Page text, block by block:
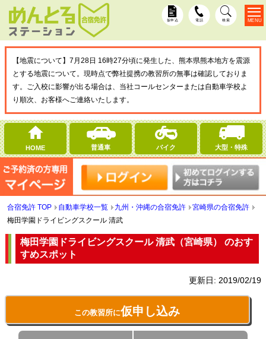
仮申込 電話 検索
【地震について】7月28日 16時27分頃に発生した、熊本県熊本地方を震源
とする地震について。現時点で弊社提携の教習所の無事は確認しておりま
す。ご入校に影響が出る場合は、当社コールセンターまたは自動車学校よ
り順次、お客様へご連絡いたします。
HOME 普通車 バイク 大型・特殊
MENU
合宿免許 TOP 自動車学校一覧 九州・沖縄の合宿免許
宮崎県の合宿免許
梅田学園ドライビングスクール 清武
梅田学園ドライビングスクール 清武（宮崎県） のおす
すめスポット
更新日: 2019/02/19
この教習所に仮申し込み